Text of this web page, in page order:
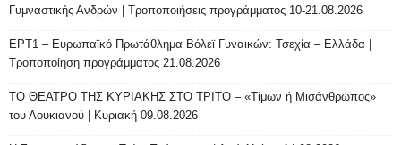
Γυμναστικής Ανδρών | Τροποποιήσεις προγράμματος 10-21.08.2026
ΕΡΤ1 – Ευρωπαϊκό Πρωτάθλημα Βόλεϊ Γυναικών: Τσεχία – Ελλάδα |
Τροποποίηση προγράμματος 21.08.2026
ΤΟ ΘΕΑΤΡΟ ΤΗΣ ΚΥΡΙΑΚΗΣ ΣΤΟ ΤΡΙΤΟ – «Τίμων ή Μισάνθρωπος»
του Λουκιανού | Κυριακή 09.08.2026